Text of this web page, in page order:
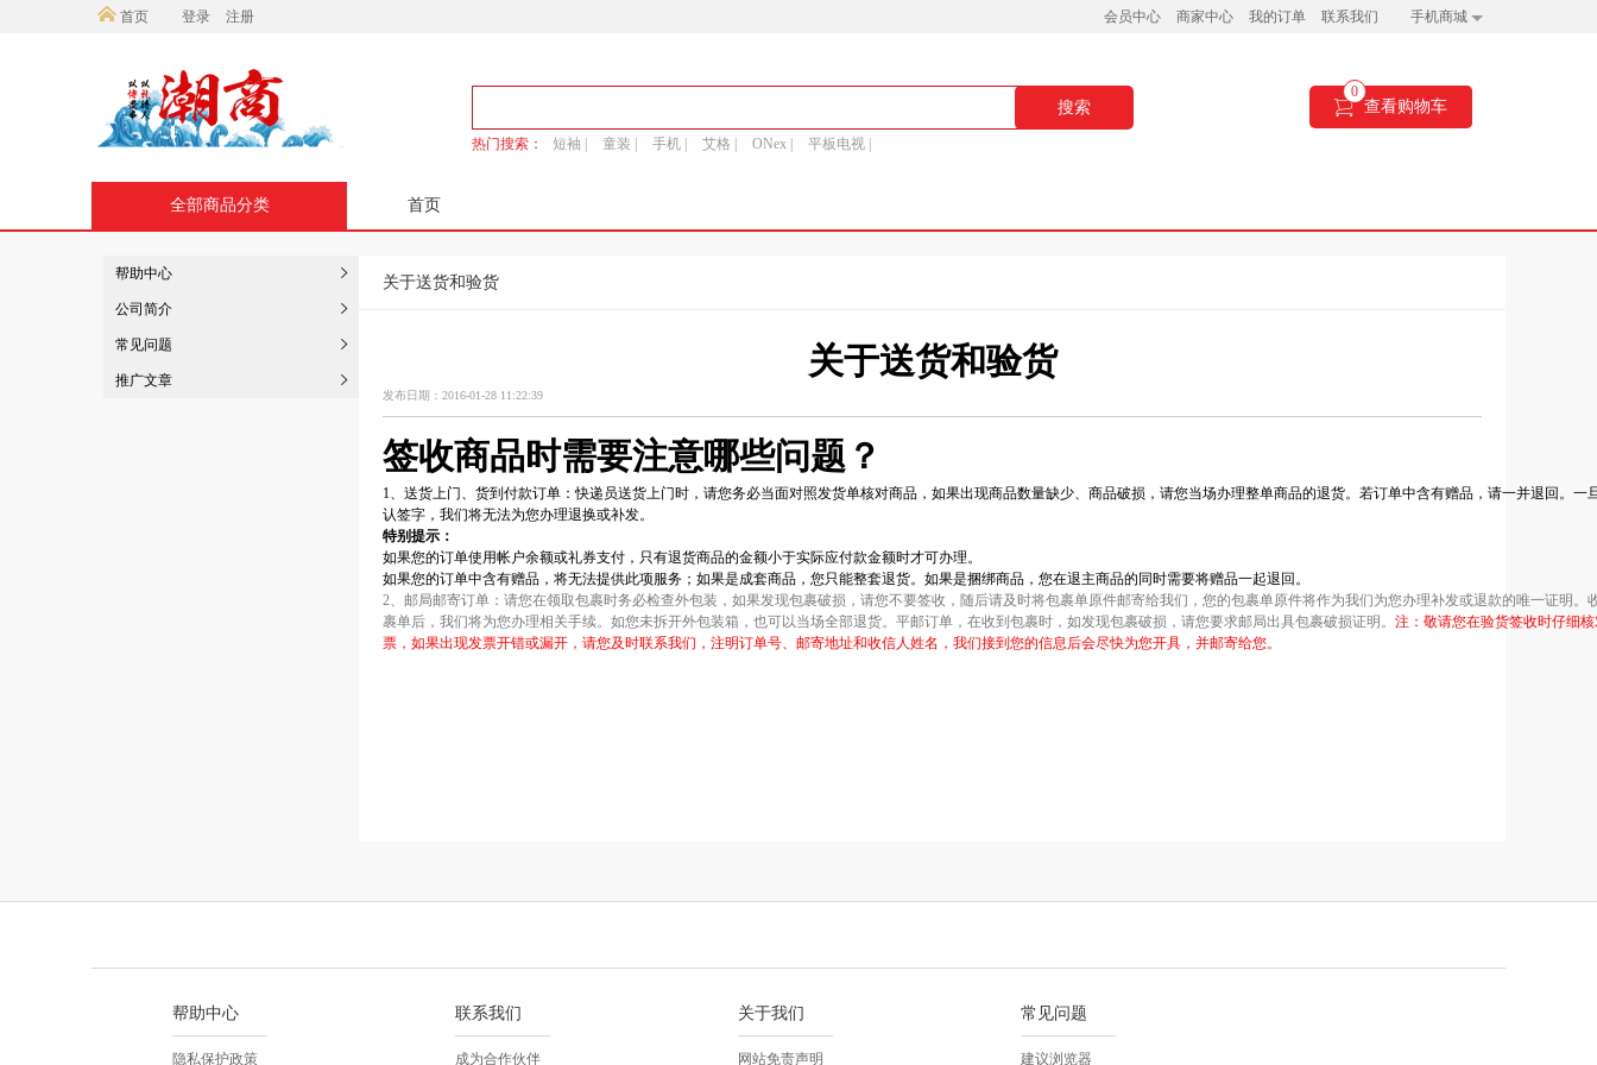
首页 登录 注册 会员中心 商家中心 我的订单 联系我们 手机商城
搜索
热门搜索： 短袖 | 童装 | 手机 | 艾格 | ONex | 平板电视 |
0
查看购物车
全部商品分类 首页
帮助中心
公司简介
常见问题
推广文章
关于送货和验货
关于送货和验货
发布日期：2016-01-28 11:22:39
签收商品时需要注意哪些问题？
1、送货上门、货到付款订单：快递员送货上门时，请您务必当面对照发货单核对商品，如果出现商品数量缺少、商品破损，请您当场办理整单商品的退货。若订单中含有赠品，请一并退回。一
认签字，我们将无法为您办理退换或补发。
特别提示：
如果您的订单使用帐户余额或礼券支付，只有退货商品的金额小于实际应付款金额时才可办理。
如果您的订单中含有赠品，将无法提供此项服务；如果是成套商品，您只能整套退货。如果是捆绑商品，您在退主商品的同时需要将赠品一起退回。
2、邮局邮寄订单：请您在领取包裹时务必检查外包装，如果发现包裹破损，请您不要签收，随后请及时将包裹单原件邮寄给我们，您的包裹单原件将作为我们为您办理补发或退款的唯一证明。
裹单后，我们将为您办理相关手续。如您未拆开外包装箱，也可以当场全部退货。平邮订单，在收到包裹时，如发现包裹破损，请您要求邮局出具包裹破损证明。 注：敬请您在验货签收时仔细
票，如果出现发票开错或漏开，请您及时联系我们，注明订单号、邮寄地址和收信人姓名，我们接到您的信息后会尽快为您开具，并邮寄给您。
帮助中心
隐私保护政策
联系我们
成为合作伙伴
关于我们
网站免责声明
常见问题
建议浏览器